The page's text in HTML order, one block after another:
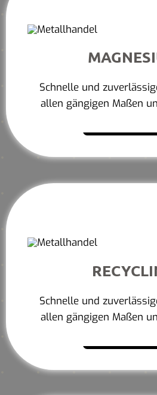
Schnelle und
allen gängigen Maßen
Schnelle und
allen gängigen Maßen